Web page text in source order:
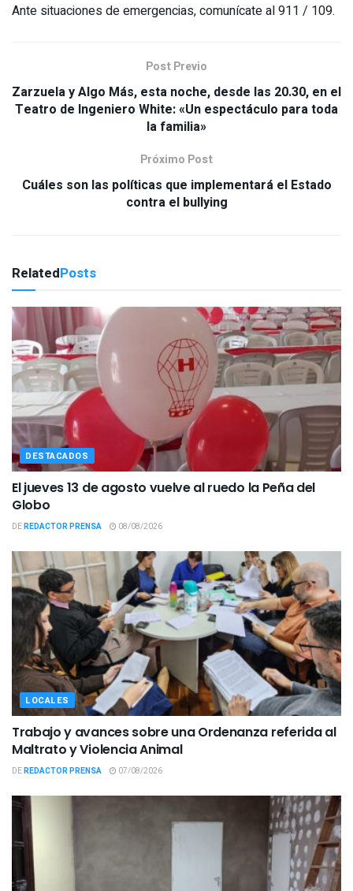
Ante situaciones de emergencias, comunícate al 911 / 109.
Post Previo
Zarzuela y Algo Más, esta noche, desde las 20.30, en el
Teatro de Ingeniero White: «Un espectáculo para toda
la familia»
Próximo Post
Cuáles son las políticas que implementará el Estado
contra el bullying
RelatedPosts
DESTACADOS
El jueves 13 de agosto vuelve al ruedo la Peña del
Globo
DEREDACTOR PRENSA 08/08/2026
LOCALES
Trabajo y avances sobre una Ordenanza referida al
Maltrato y Violencia Animal
DEREDACTOR PRENSA 07/08/2026